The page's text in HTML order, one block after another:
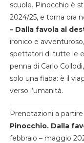
scuole. Pinocchio è
2024/25, e torna ora
– Dalla favola al
ironico e
spettatori di tutte le
penna di Carlo
solo una fiaba: è il
verso l’umanità.
Prenotazioni a
Pinocchio. Dalla
febbraio – maggio